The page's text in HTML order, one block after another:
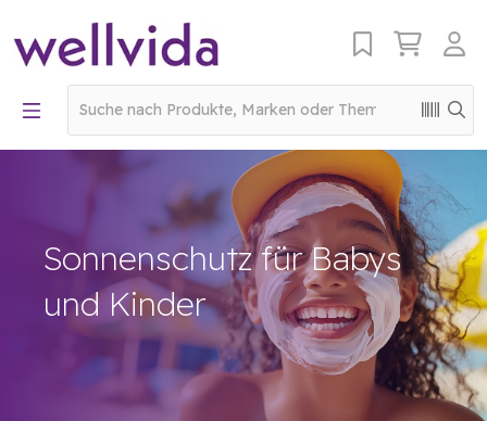
Sonnenschutz für Babys
und Kinder